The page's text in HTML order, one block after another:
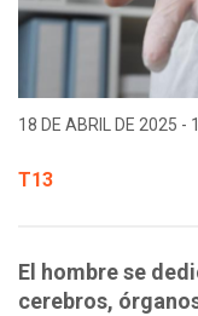
18 DE ABRIL DE 2025 -
T13
El hombre se
cerebros,